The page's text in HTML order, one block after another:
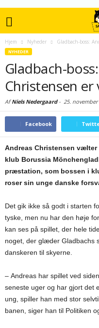
Hjem Nyheder Gladbach-boss:
NYHEDER
Gladbach-
Christensen er
AfNiels Nedergaard- 25. november
Facebook
Andreas Christensen
klub Borussia
præstation, som bossen i
roser sin unge danske
Det gik ikke så godt i starten
tyske, men nu har den høje
kan ses på spillet, der hele
noget, der glæder Gladbachs
danskeren til skyerne.
– Andreas har spillet ved
seneste uger og har gjort det
ung, spiller han med stor
banen, siger han til Politiken